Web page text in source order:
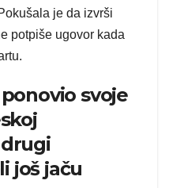
je da izvrši
potpiše ugovor kada
svoje
još jaču